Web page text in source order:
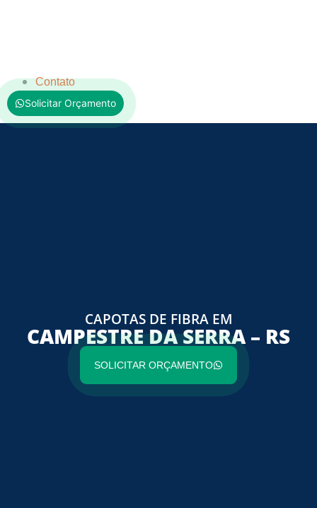
Contato
Solicitar Orçamento
CAPOTAS DE FIBRA EM
CAMPESTRE DA SERRA – RS
SOLICITAR ORÇAMENTO